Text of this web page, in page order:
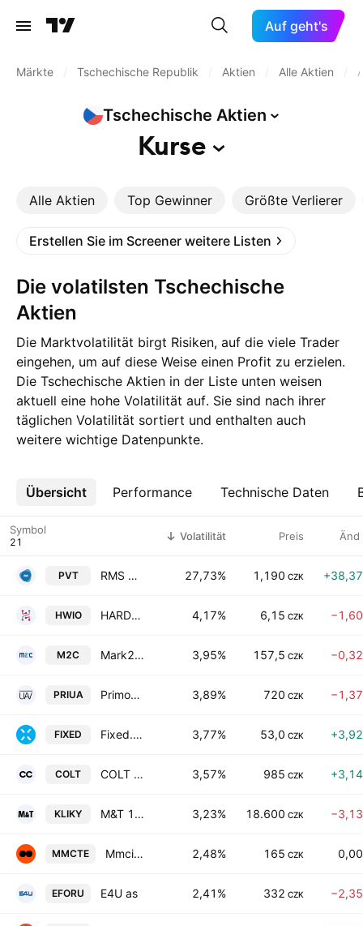
Auf geht's
Märkte Tschechische Republik Aktien Alle Aktien
Tschechische Aktien
Kurse
Alle Aktien Top Gewinner Größte Verlierer
Erstellen Sie im Screener weitere Listen
Die volatilsten Tschechische
Aktien
Die Marktvolatilität birgt Risiken, auf die viele Trader
eingehen, um auf diese Weise einen Profit zu erzielen.
Die Tschechische Aktien in der Liste unten weisen
aktuell eine hohe Volatilität auf. Sie sind nach ihrer
täglichen Volatilität sortiert und enthalten auch
weitere wichtige Datenpunkte.
Übersicht Performance Technische Daten
Mehr
Symbol Volatilität Preis Änd
PVT RMS Mezzanine, a.s. 27,73% 1,190 CZK
HWIO HARDWARIO A.S. 4,17% 6,15 CZK
M2C Mark2 Corporation Investment SE 3,95% 157,5 CZK
PRIUA Primoco UAV SE 3,89% 720 CZK
FIXED Fixed.zone a.s. 3,77% 53,0 CZK
COLT COLT CZ GROUP SE 3,57% 985 CZK
KLIKY M&T 1997 a.s. 3,23% 18.600 CZK
MMCTE Mmcite a.s. 2,48% 165 CZK
EFORU E4U as 2,41% 332 CZK